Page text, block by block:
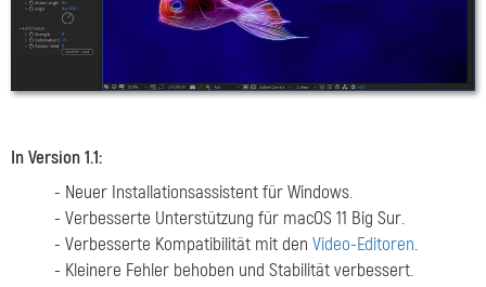
In Version 1.1:
- Neuer Installationsassistent für Windows.
- Verbesserte Unterstützung für macOS 11 Big Sur.
- Verbesserte Kompatibilität mit den Video-Editoren.
- Kleinere Fehler behoben und Stabilität verbessert.